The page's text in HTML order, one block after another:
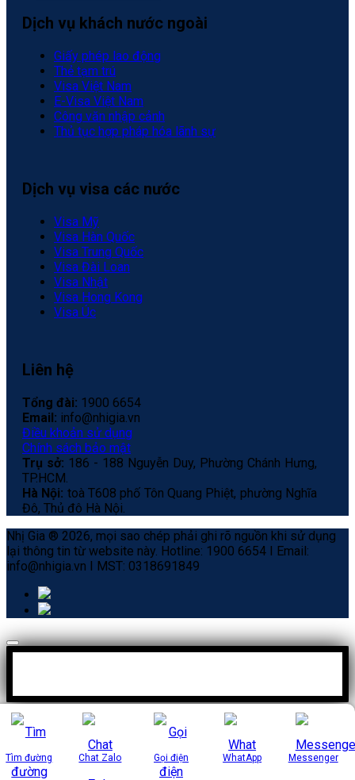
Dịch vụ khách nước ngoài
Giấy phép lao động
Thẻ tạm trú
Visa Việt Nam
E-Visa Việt Nam
Công văn nhập cảnh
Thủ tục hợp pháp hóa lãnh sự
Dịch vụ visa các nước
Visa Mỹ
Visa Hàn Quốc
Visa Trung Quốc
Visa Đài Loan
Visa Nhật
Visa Hong Kong
Visa Úc
Liên hệ
Tổng đài: 1900 6654
Email: info@nhigia.vn
Điều khoản sử dụng
Chính sách bảo mật
Trụ sở: 186 - 188 Nguyễn Duy, Phường Chánh Hưng,
TP.HCM.
Hà Nội: toà T608 phố Tôn Quang Phiệt, phường Nghĩa
Đô, Thủ đô Hà Nội.
Tìm đường Chat Zalo Gọi điện WhatApp Messenger
Nhị Gia ® 2026, mọi sao chép phải ghi rõ nguồn khi sử dụng
lại thông tin từ website này. Hotline: 1900 6654 I Email:
info@nhigia.vn I MST: 0318691849